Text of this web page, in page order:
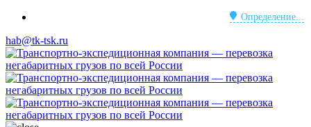
Определение...
hab@tk-tsk.ru